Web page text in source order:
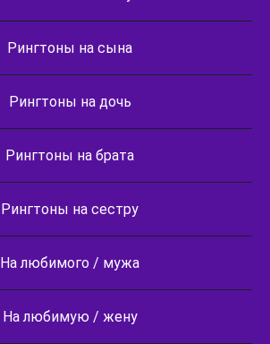
Рингтоны на сына
Рингтоны на дочь
Рингтоны на брата
Рингтоны на сестру
На любимого / мужа
На любимую / жену